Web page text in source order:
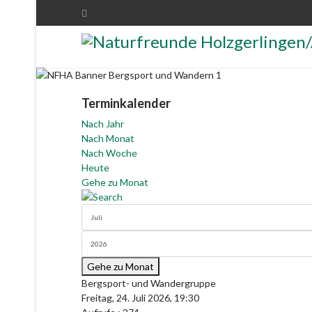
Terminkalender
Nach Jahr
Nach Monat
Nach Woche
Heute
Gehe zu Monat
Gehe zu Monat
Bergsport- und Wandergruppe
Freitag, 24. Juli 2026, 19:30